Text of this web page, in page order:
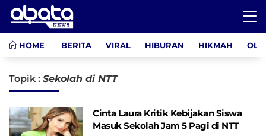
HOME BERITA VIRAL HIBURAN HIKMAH
Topik : Sekolah di NTT
Cinta Laura Kritik Kebijakan Siswa
Masuk Sekolah Jam 5 Pagi di NTT